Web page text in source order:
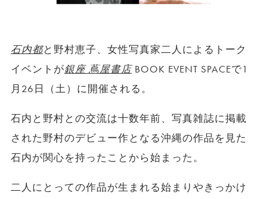
石内都と野村恵子、女性写真家二人によるトーク
イベントが銀座 蔦屋書店BOOK EVENT SPACEで1
月26日（土）に開催される。
石内と野村との交流は十数年前、写真雑誌に掲載
された野村のデビュー作となる沖縄の作品を見た
石内が関心を持ったことから始まった。
二人にとっての作品が生まれる始まりやきっかけ